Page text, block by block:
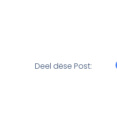
Deel dëse Post: